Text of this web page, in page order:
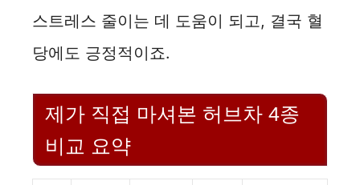
스트레스 줄이는 데 도움이 되고, 결국 혈
당에도 긍정적이죠.
제가 직접 마셔본 허브차 4종
비교 요약